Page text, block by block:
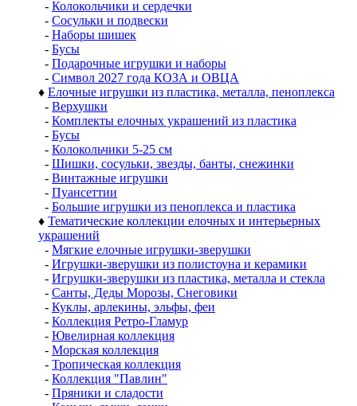
- Колокольчики и сердечки
- Сосульки и подвески
- Наборы шишек
- Бусы
- Подарочные игрушки и наборы
- Символ 2027 года КОЗА и ОВЦА
♦ Елочные игрушки из пластика, металла, пеноплекса
- Верхушки
- Комплекты елочных украшений из пластика
- Бусы
- Колокольчики 5-25 см
- Шишки, сосульки, звезды, банты, снежинки
- Винтажные игрушки
- Пуансеттии
- Большие игрушки из пеноплекса и пластика
♦ Тематические коллекции елочных и интерьерных
украшений
- Мягкие елочные игрушки-зверушки
- Игрушки-зверушки из полистоуна и керамики
- Игрушки-зверушки из пластика, металла и стекла
- Санты, Деды Морозы, Снеговики
- Куклы, арлекины, эльфы, феи
- Коллекция Ретро-Гламур
- Ювелирная коллекция
- Морская коллекция
- Тропическая коллекция
- Коллекция "Павлин"
- Пряники и сладости